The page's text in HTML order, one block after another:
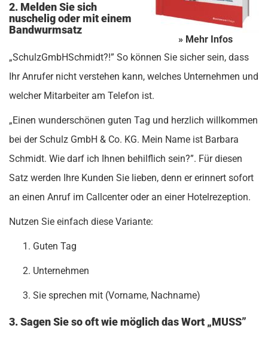
» Mehr Infos
2. Melden Sie sich
nuschelig oder mit einem
Bandwurmsatz
„SchulzGmbHSchmidt?!” So können Sie sicher sein, dass
Ihr Anrufer nicht verstehen kann, welches Unternehmen und
welcher Mitarbeiter am Telefon ist.
„Einen wunderschönen guten Tag und herzlich willkommen
bei der Schulz GmbH & Co. KG. Mein Name ist Barbara
Schmidt. Wie darf ich Ihnen behilflich sein?”. Für diesen
Satz werden Ihre Kunden Sie lieben, denn er erinnert sofort
an einen Anruf im Callcenter oder an einer Hotelrezeption.
Nutzen Sie einfach diese Variante:
Guten Tag
Unternehmen
Sie sprechen mit (Vorname, Nachname)
3. Sagen Sie so oft wie möglich das Wort „MUSS”